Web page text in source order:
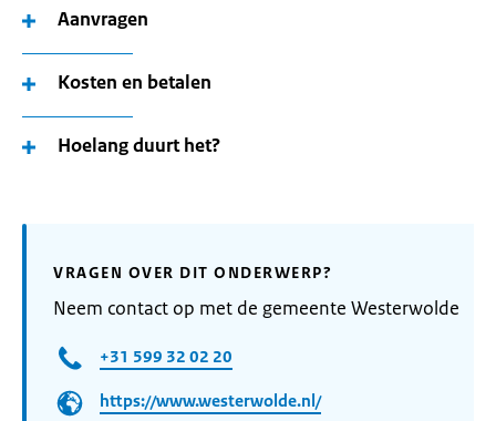
Aanvragen
Kosten en betalen
Hoelang duurt het?
VRAGEN OVER DIT ONDERWERP?
Neem contact op met de gemeente Westerwolde
+31 599 32 02 20
https://www.westerwolde.nl/